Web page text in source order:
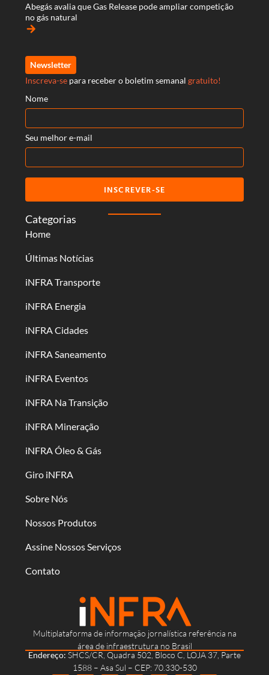
Multiplataforma de informação jornalística referência na
área de infraestrutura no Brasil
Endereço: SHCS/CR, Quadra 502, Bloco C, LOJA 37, Parte
1588 – Asa Sul – CEP: 70.330-530
Categorias
Home
Últimas Notícias
iNFRA Transporte
iNFRA Energia
iNFRA Cidades
iNFRA Saneamento
iNFRA Eventos
iNFRA Na Transição
iNFRA Mineração
iNFRA Óleo & Gás
Giro iNFRA
Sobre Nós
Nossos Produtos
Assine Nossos Serviços
Contato
Abegás avalia que Gas Release pode ampliar competição
no gás natural
arrow_forward
Newsletter
Inscreva-se para receber o boletim semanal gratuito!
Nome
Seu melhor e-mail
INSCREVER-SE